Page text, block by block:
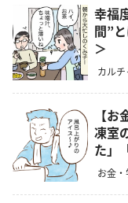
幸福
間”
＞
カルチ
【
凍室
た」
お金